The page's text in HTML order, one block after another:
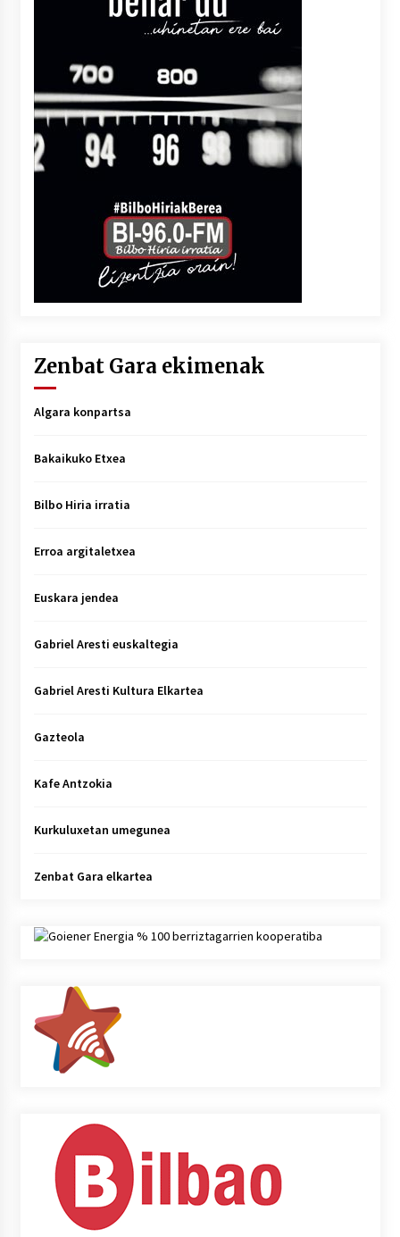
Zenbat Gara ekimenak
Algara konpartsa
Bakaikuko Etxea
Bilbo Hiria irratia
Erroa argitaletxea
Euskara jendea
Gabriel Aresti euskaltegia
Gabriel Aresti Kultura Elkartea
Gazteola
Kafe Antzokia
Kurkuluxetan umegunea
Zenbat Gara elkartea